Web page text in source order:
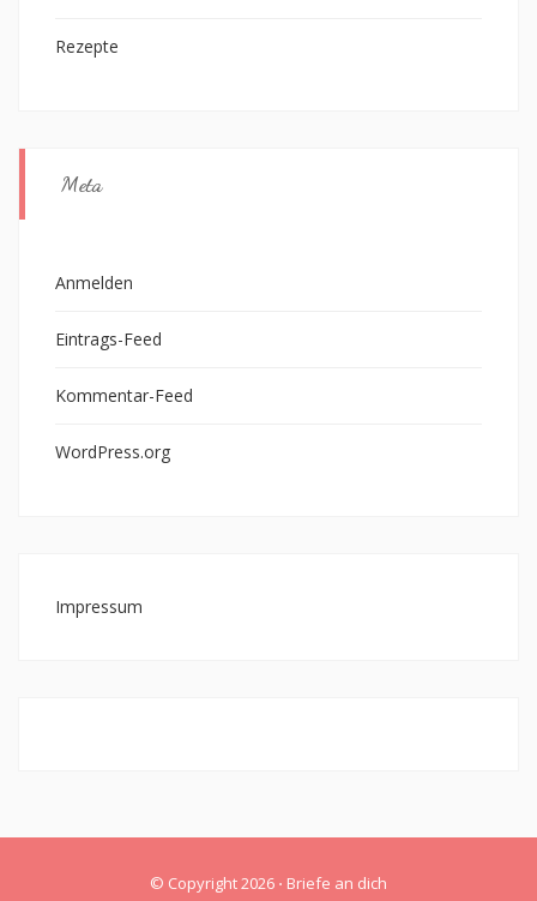
Rezepte
Meta
Anmelden
Eintrags-Feed
Kommentar-Feed
WordPress.org
Impressum
© Copyright 2026 ⋅ Briefe an dich